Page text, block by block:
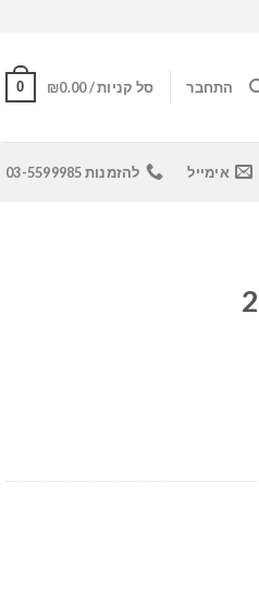
התחבר סל קניות / ₪0.00
0
אימייל להזמנות 03-5599985